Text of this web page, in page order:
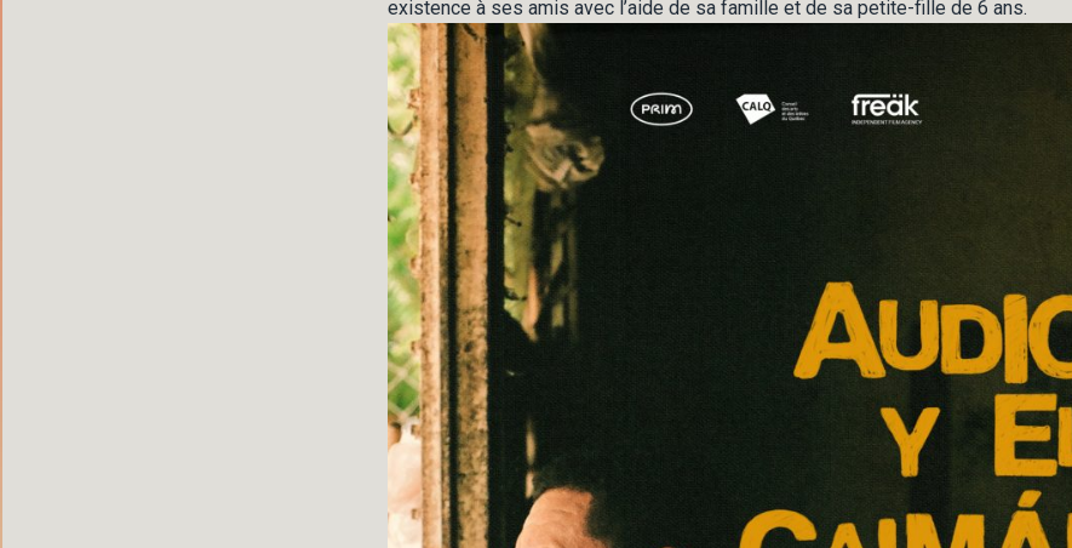
existence à ses amis avec l’aide de sa famille et de sa petite-fille de 6 ans.